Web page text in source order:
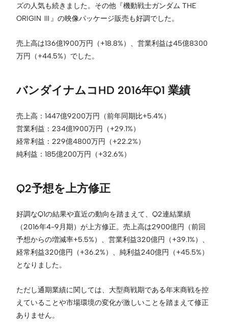
ズの人気も続きました。その他『機動戦士ガンダム THE
ORIGIN Ⅲ』の映像パッケージ販売も好調でした。
売上高は136億1900万円（+18.8%）、営業利益は45億8300
万円（+44.5%）でした。
バンダイナムコHD 2016年Q1 業績
売上高：1447億9200万円（前年同期比+5.4%）
営業利益：234億1900万円（+29.1%）
経常利益：229億4800万円（+22.2%）
純利益：185億200万円（+32.6%）
Q2予想を上方修正
好調なQ1の結果や直近の動向を踏まえて、Q2連結業績
（2016年4-9月期）が上方修正。売上高は2900億円（前回
予想からの増減率+5.5%）、営業利益320億円（+39.1%）、
経常利益320億円（+36.2%）、純利益240億円（+45.5%）
となりました。
ただし通期業績に関しては、大型商戦期である年末商戦を控
えていることや市場環境の変化が激しいことを踏まえて修正
ありません。